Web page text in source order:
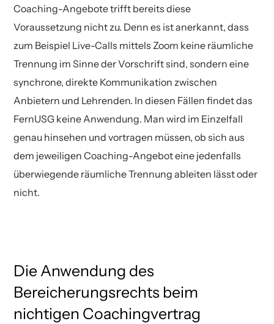
Coaching-Angebote trifft bereits diese
Voraussetzung nicht zu. Denn es ist anerkannt, dass
zum Beispiel Live-Calls mittels Zoom keine räumliche
Trennung im Sinne der Vorschrift sind, sondern eine
synchrone, direkte Kommunikation zwischen
Anbietern und Lehrenden. In diesen Fällen findet das
FernUSG keine Anwendung. Man wird im Einzelfall
genau hinsehen und vortragen müssen, ob sich aus
dem jeweiligen Coaching-Angebot eine jedenfalls
überwiegende räumliche Trennung ableiten lässt oder
nicht.
Die Anwendung des
Bereicherungsrechts beim
nichtigen Coachingvertrag